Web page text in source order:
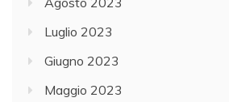
Luglio 2023
Giugno 2023
Maggio 2023